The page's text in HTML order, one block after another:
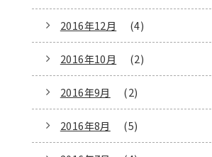
2016年12月 (4)
2016年10月 (2)
2016年9月 (2)
2016年8月 (5)